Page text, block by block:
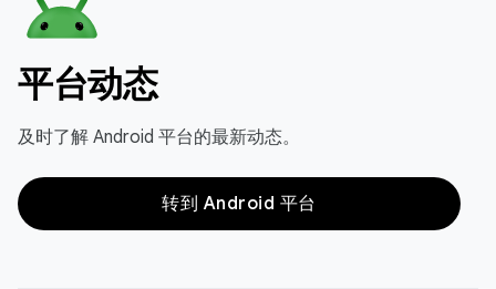
平台动态
及时了解 Android 平台的最新动态。
转到 Android 平台